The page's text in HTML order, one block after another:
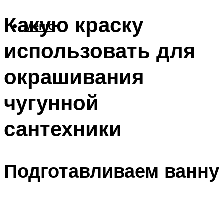
Меню
Какую краску
использовать для
окрашивания
чугунной
сантехники
Подготавливаем ванну